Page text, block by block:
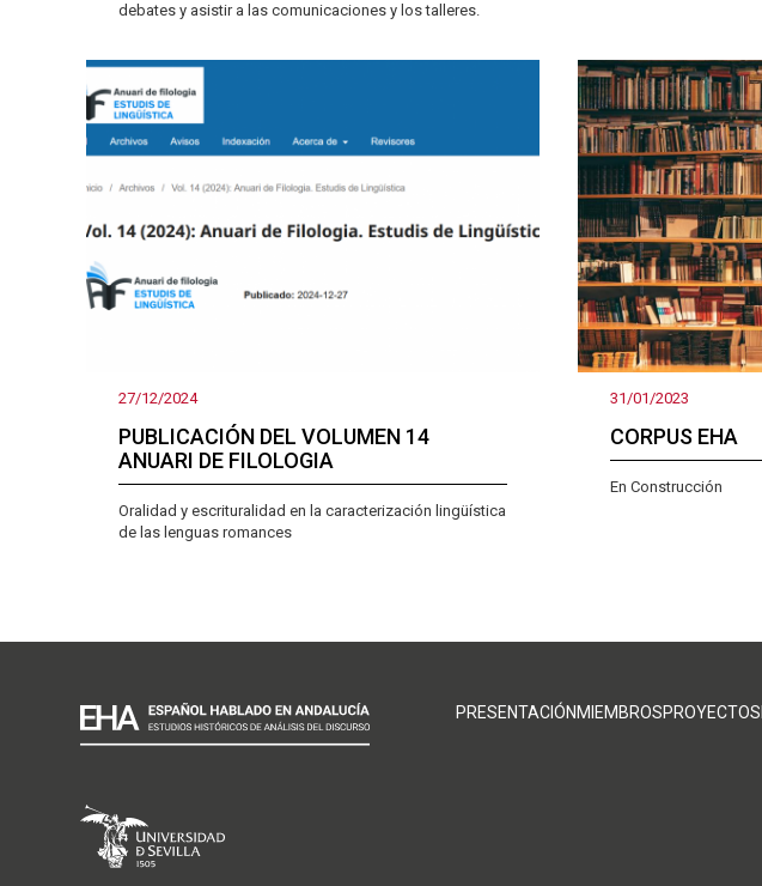
debates y asistir a las comunicaciones y los talleres.
27/12/2024
PUBLICACIÓN DEL VOLUMEN 14
ANUARI DE FILOLOGIA
Oralidad y escrituralidad en la caracterización lingüística
de las lenguas romances
31/01/2023
CORPUS EHA
En Construcción
NAVEGACIÓN
PRESENTACIÓN MIEMBROSPROYECTOS